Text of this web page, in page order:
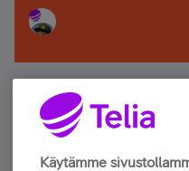
Älä jää paitsi –
Tilaa Telian uutiskirje ja
Käytämme